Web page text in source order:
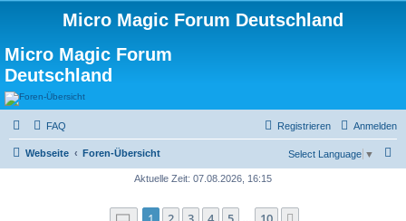
Micro Magic Forum Deutschland
Micro Magic Forum
Deutschland
FAQ Anmelden
Registrieren
Webseite Foren-Übersicht Select Language ▼
Aktuelle Zeit: 07.08.2026, 16:15
Seite 1von 10